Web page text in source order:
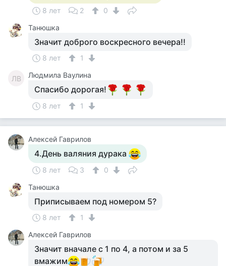
8 лет 2
0
Танюшка
Значит доброго воскресного вечера!!
8 лет 1
ЛВ Людмила Ваулина
Спасибо дорогая!
8 лет 1
Алексей Гаврилов
4.День валяния дурака
8 лет 3
0
Танюшка
Приписываем под номером 5?
8 лет
1
Алексей Гаврилов
Значит вначале с 1 по 4, а потом и за 5
вмажим